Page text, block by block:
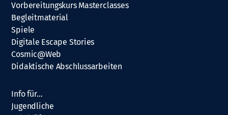
Vorbereitungskurs Masterclasses
Begleitmaterial
Spiele
Digitale Escape Stories
Cosmic@Web
Didaktische Abschlussarbeiten
Info für…
Jugendliche